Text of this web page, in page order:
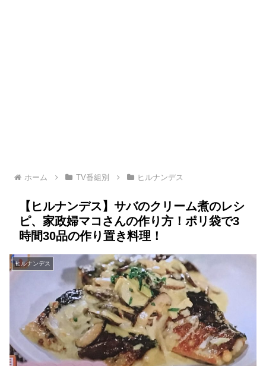
ホーム TV番組別 ヒルナンデス
【ヒルナンデス】サバのクリーム煮のレシ
ピ、家政婦マコさんの作り方！ポリ袋で3
時間30品の作り置き料理！
ヒルナンデス